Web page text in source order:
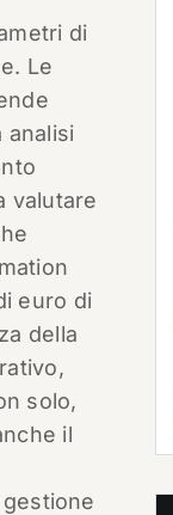
di
Le
analisi
valutare
euro di
della
solo,
il